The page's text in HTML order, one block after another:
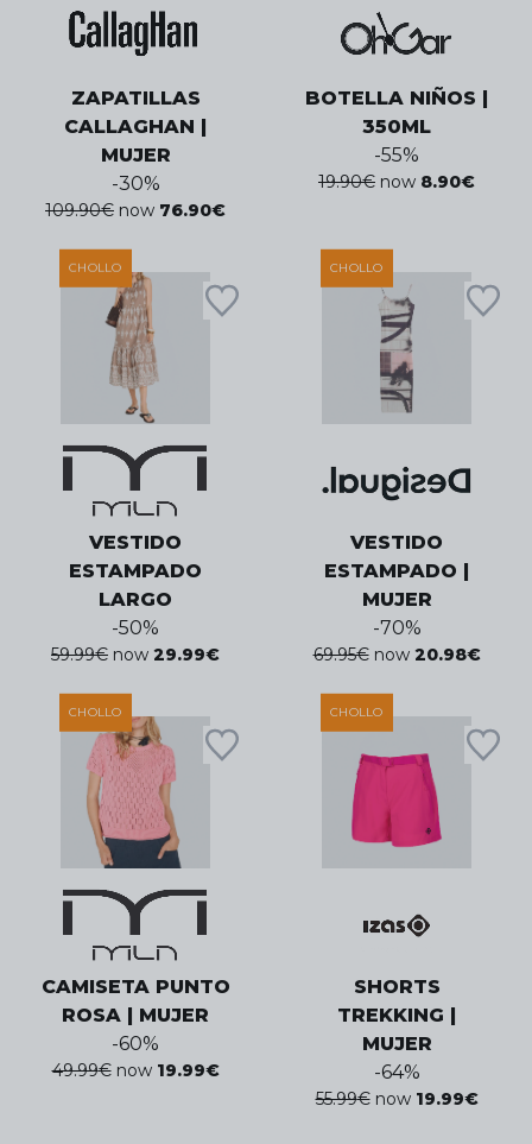
ZAPATILLAS
CALLAGHAN |
MUJER
-30%
109.90€ now 76.90€
BOTELLA NIÑOS |
350ML
-55%
19.90€ now 8.90€
CHOLLO
VESTIDO
ESTAMPADO
LARGO
-50%
59.99€ now 29.99€
CHOLLO
VESTIDO
ESTAMPADO |
MUJER
-70%
69.95€ now 20.98€
CHOLLO
CAMISETA PUNTO
ROSA | MUJER
-60%
49.99€ now 19.99€
CHOLLO
SHORTS
TREKKING |
MUJER
-64%
55.99€ now 19.99€